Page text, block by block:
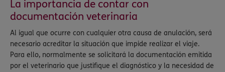
La importancia de contar con
documentación veterinaria
Al igual que ocurre con cualquier otra causa de anulación, será
necesario acreditar la situación que impide realizar el viaje.
Para ello, normalmente se solicitará la documentación emitida
por el veterinario que justifique el diagnóstico y la necesidad de